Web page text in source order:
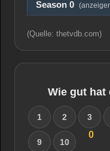
Season 0
(Quelle: thetvdb.com)
Wie gut hat
1 2 3
9 10
0